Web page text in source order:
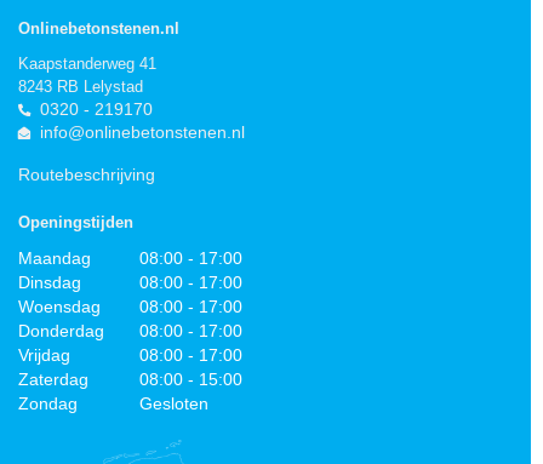
Onlinebetonstenen.nl
Kaapstanderweg 41
8243 RB Lelystad
0320 - 219170
info@onlinebetonstenen.nl
Routebeschrijving
Openingstijden
Maandag
08:00 - 17:00
Dinsdag
08:00 - 17:00
Woensdag
08:00 - 17:00
Donderdag
08:00 - 17:00
Vrijdag
08:00 - 17:00
Zaterdag
08:00 - 15:00
Zondag
Gesloten